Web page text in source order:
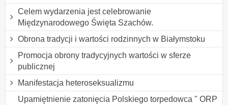
Celem wydarzenia jest celebrowanie
Międzynarodowego Święta Szachów.
Obrona tradycji i wartości rodzinnych w Białymstoku
Promocja obrony tradycyjnych wartości w sferze
publicznej
Manifestacja heteroseksualizmu
Upamiętnienie zatonięcia Polskiego torpedowca " ORP